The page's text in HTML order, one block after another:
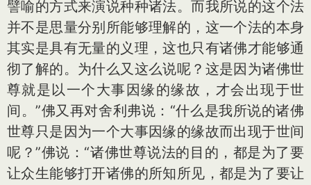
譬喻的方式来演说种种诸法。而我所说的这个法
并不是思量分别所能够理解的，这一个法的本身
其实是具有无量的义理，这也只有诸佛才能够通
彻了解的。为什么又这么说呢？这是因为诸佛世
尊就是以一个大事因缘的缘故，才会出现于世
间。”佛又再对舍利弗说：“什么是我所说的诸佛
世尊只是因为一个大事因缘的缘故而出现于世间
呢？”佛说：“诸佛世尊说法的目的，都是为了要
让众生能够打开诸佛的所知所见，都是为了要让